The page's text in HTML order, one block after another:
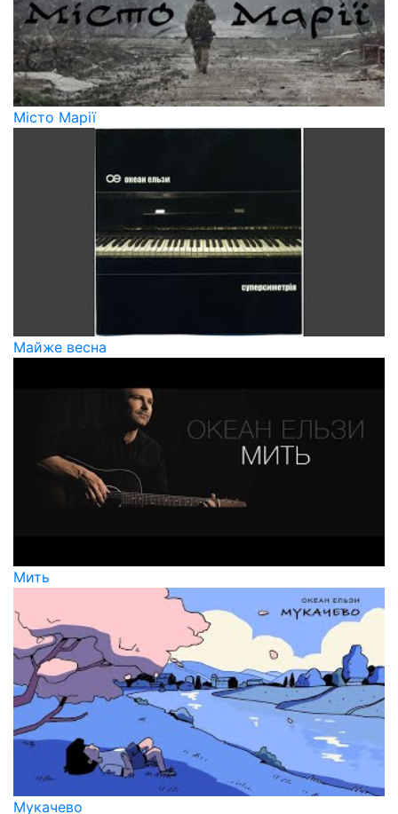
Місто Марії
Майже весна
Мить
Мукачево